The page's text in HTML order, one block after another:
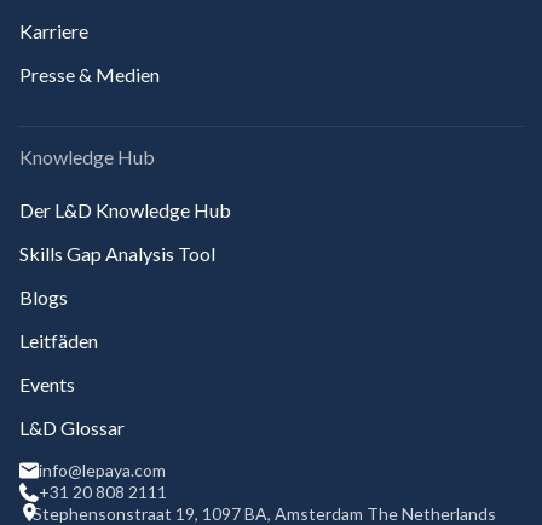
Karriere
Presse & Medien
Knowledge Hub
Der L&D Knowledge Hub
Skills Gap Analysis Tool
Blogs
Leitfäden
Events
L&D Glossar
info@lepaya.com
+31 20 808 2111
Stephensonstraat 19, 1097 BA, Amsterdam The Netherlands